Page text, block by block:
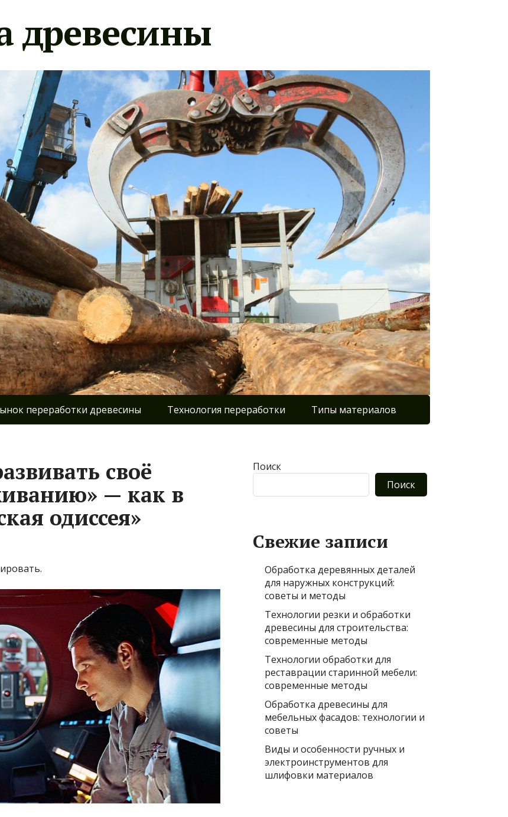
древесины
переработки древесины Технология переработки Типы материалов
своё
— как в
одиссея»
Поиск
Поиск
Свежие записи
Обработка деревянных деталей
для наружных конструкций:
советы и методы
Технологии резки и обработки
древесины для строительства:
современные методы
Технологии обработки для
реставрации старинной мебели:
современные методы
Обработка древесины для
мебельных фасадов: технологии и
советы
Виды и особенности ручных и
электроинструментов для
шлифовки материалов